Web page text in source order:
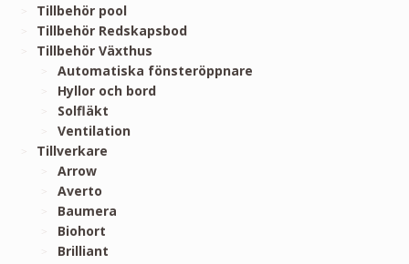
Tillbehör pool
Tillbehör Redskapsbod
Tillbehör Växthus
Automatiska fönsteröppnare
Hyllor och bord
Solfläkt
Ventilation
Tillverkare
Arrow
Averto
Baumera
Biohort
Brilliant